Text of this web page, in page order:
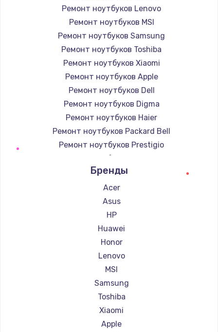
Ремонт ноутбуков Lenovo
Ремонт ноутбуков MSI
Ремонт ноутбуков Samsung
Ремонт ноутбуков Toshiba
Ремонт ноутбуков Xiaomi
Ремонт ноутбуков Apple
Ремонт ноутбуков Dell
Ремонт ноутбуков Digma
Ремонт ноутбуков Haier
Ремонт ноутбуков Packard Bell
Ремонт ноутбуков Prestigio
Ремонт ноутбуков Microsoft
Ремонт ноутбуков Alienware
Ремонт ноутбуков Aquarius
Ремонт ноутбуков Gigabyte
Ремонт ноутбуков Aorus
Ремонт ноутбуков Maibenben
Ремонт ноутбуков Getac
Ремонт ноутбуков Epson
Ремонт ноутбуков Philips
Ремонт ноутбуков LG
Ремонт ноутбуков Panasonic
Ремонт ноутбуков Irbis
Ремонт ноутбуков Thunderobot
Бренды
Acer
Asus
HP
Huawei
Honor
Lenovo
MSI
Samsung
Toshiba
Xiaomi
Apple